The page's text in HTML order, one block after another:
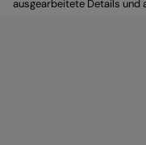
ausgearbeitete Details und